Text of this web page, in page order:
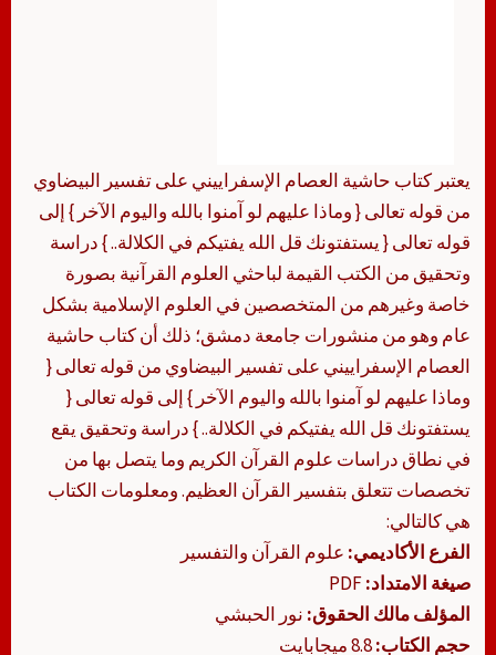
يعتبر كتاب حاشية العصام الإسفراييني على تفسير البيضاوي
من قوله تعالى { وماذا عليهم لو آمنوا بالله واليوم الآخر } إلى
قوله تعالى { يستفتونك قل الله يفتيكم في الكلالة.. } دراسة
وتحقيق من الكتب القيمة لباحثي العلوم القرآنية بصورة
خاصة وغيرهم من المتخصصين في العلوم الإسلامية بشكل
عام وهو من منشورات جامعة دمشق؛ ذلك أن كتاب حاشية
العصام الإسفراييني على تفسير البيضاوي من قوله تعالى {
وماذا عليهم لو آمنوا بالله واليوم الآخر } إلى قوله تعالى {
يستفتونك قل الله يفتيكم في الكلالة.. } دراسة وتحقيق يقع
في نطاق دراسات علوم القرآن الكريم وما يتصل بها من
تخصصات تتعلق بتفسير القرآن العظيم. ومعلومات الكتاب
هي كالتالي:
الفرع الأكاديمي: علوم القرآن والتفسير
صيغة الامتداد:
المؤلف مالك الحقوق: نور الحبشي
حجم الكتاب: